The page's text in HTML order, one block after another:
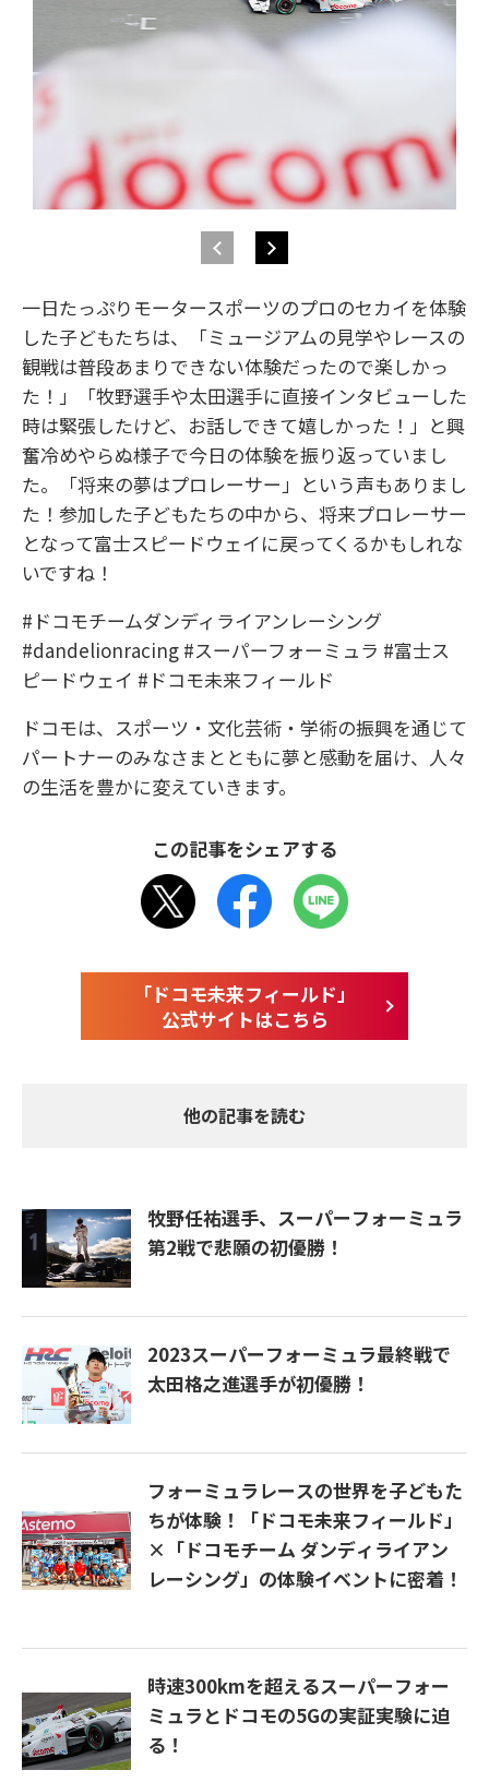
一日たっぷりモータースポーツのプロのセカイを体験
した子どもたちは、「ミュージアムの見学やレースの
観戦は普段あまりできない体験だったので楽しかっ
た！」「牧野選手や太田選手に直接インタビューした
時は緊張したけど、お話しできて嬉しかった！」と興
奮冷めやらぬ様子で今日の体験を振り返っていまし
た。「将来の夢はプロレーサー」という声もありまし
た！参加した子どもたちの中から、将来プロレーサー
となって富士スピードウェイに戻ってくるかもしれな
いですね！
#ドコモチームダンディライアンレーシング
#dandelionracing #スーパーフォーミュラ #富士ス
ピードウェイ #ドコモ未来フィールド
ドコモは、スポーツ・文化芸術・学術の振興を通じて
パートナーのみなさまとともに夢と感動を届け、人々
の生活を豊かに変えていきます。
この記事をシェアする
「ドコモ未来フィールド」
公式サイトはこちら
他の記事を読む
牧野任祐選手、スーパーフォーミュラ
第2戦で悲願の初優勝！
2023スーパーフォーミュラ最終戦で
太田格之進選手が初優勝！
フォーミュラレースの世界を子どもた
ちが体験！「ドコモ未来フィールド」
×「ドコモチーム ダンディライアン
レーシング」の体験イベントに密着！
時速300kmを超えるスーパーフォー
ミュラとドコモの5Gの実証実験に迫
る！